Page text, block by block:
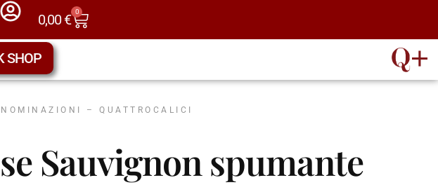
0,00€ 0
SHOP
– QUATTROCALICI
Sauvignon spumante